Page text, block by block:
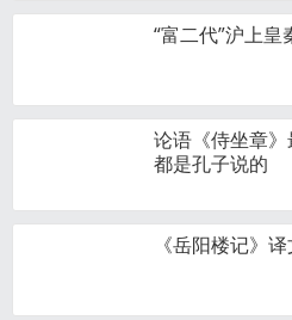
“富二代”沪上皇
论语《侍坐章
都是孔子说的
《岳阳楼记》